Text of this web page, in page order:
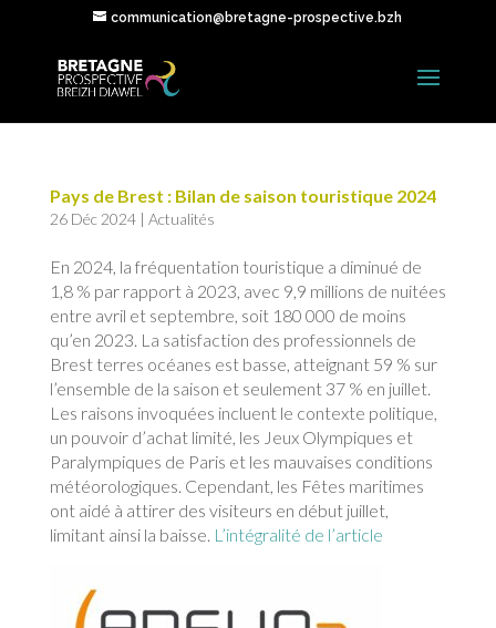
communication@bretagne-prospective.bzh
Pays de Brest : Bilan de saison touristique 2024
26 Déc 2024| Actualités
En 2024, la fréquentation touristique a diminué de
1,8 % par rapport à 2023, avec 9,9 millions de nuitées
entre avril et septembre, soit 180 000 de moins
qu’en 2023. La satisfaction des professionnels de
Brest terres océanes est basse, atteignant 59 % sur
l’ensemble de la saison et seulement 37 % en juillet.
Les raisons invoquées incluent le contexte politique,
un pouvoir d’achat limité, les Jeux Olympiques et
Paralympiques de Paris et les mauvaises conditions
météorologiques. Cependant, les Fêtes maritimes
ont aidé à attirer des visiteurs en début juillet,
limitant ainsi la baisse. L’intégralité de l’article